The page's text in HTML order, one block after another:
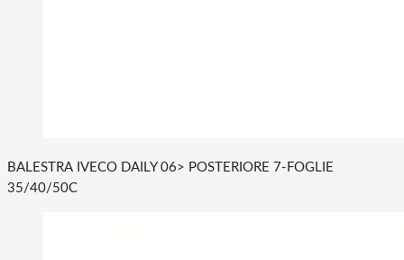
BALESTRA IVECO DAILY 06> POSTERIORE 7-FOGLIE
35/40/50C